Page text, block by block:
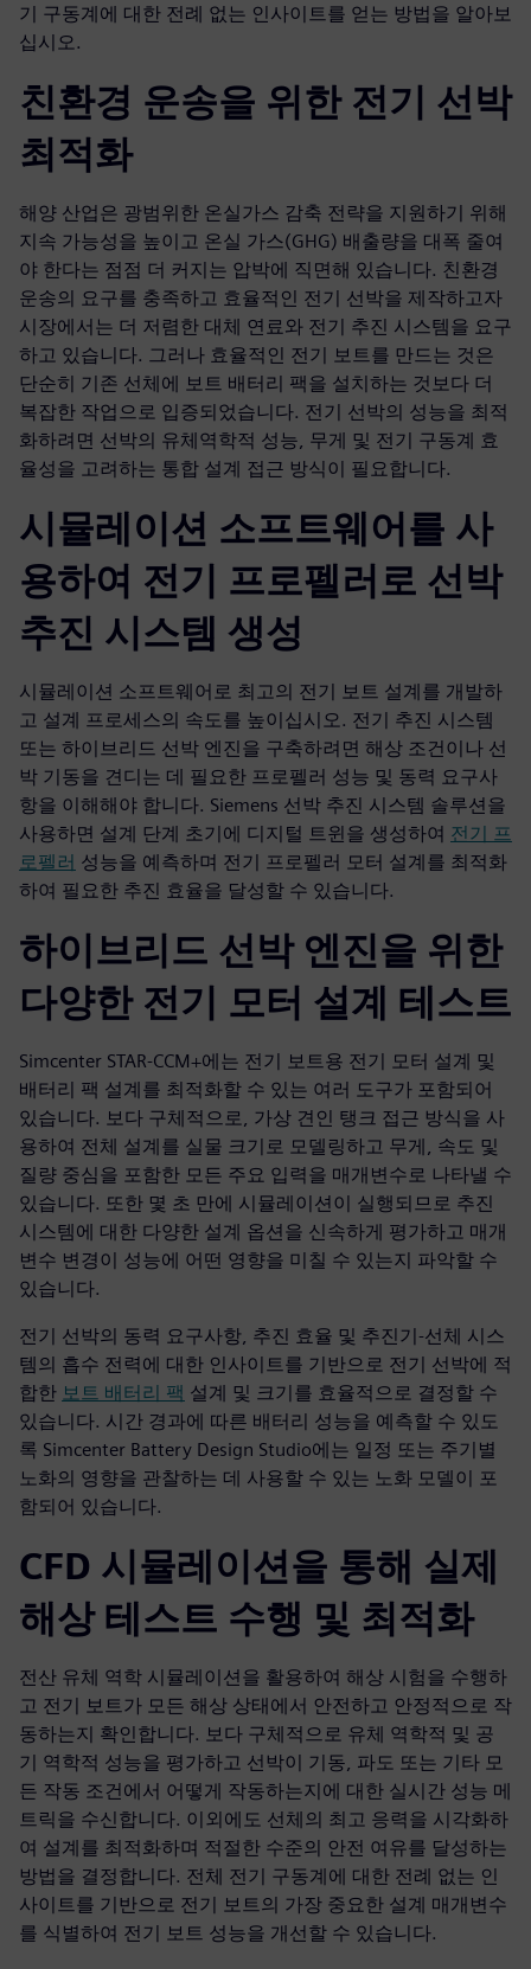
기 구동계에 대한 전례 없는 인사이트를 얻는 방법을 알아보
십시오.
친환경 운송을 위한 전기 선박
최적화
해양 산업은 광범위한 온실가스 감축 전략을 지원하기 위해
지속 가능성을 높이고 온실 가스(GHG) 배출량을 대폭 줄여
야 한다는 점점 더 커지는 압박에 직면해 있습니다. 친환경
운송의 요구를 충족하고 효율적인 전기 선박을 제작하고자
시장에서는 더 저렴한 대체 연료와 전기 추진 시스템을 요구
하고 있습니다. 그러나 효율적인 전기 보트를 만드는 것은
단순히 기존 선체에 보트 배터리 팩을 설치하는 것보다 더
복잡한 작업으로 입증되었습니다. 전기 선박의 성능을 최적
화하려면 선박의 유체역학적 성능, 무게 및 전기 구동계 효
율성을 고려하는 통합 설계 접근 방식이 필요합니다.
시뮬레이션 소프트웨어를 사
용하여 전기 프로펠러로 선박
추진 시스템 생성
시뮬레이션 소프트웨어로 최고의 전기 보트 설계를 개발하
고 설계 프로세스의 속도를 높이십시오. 전기 추진 시스템
또는 하이브리드 선박 엔진을 구축하려면 해상 조건이나 선
박 기동을 견디는 데 필요한 프로펠러 성능 및 동력 요구사
항을 이해해야 합니다. Siemens 선박 추진 시스템 솔루션을
사용하면 설계 단계 초기에 디지털 트윈을 생성하여 전기 프
로펠러 성능을 예측하며 전기 프로펠러 모터 설계를 최적화
하여 필요한 추진 효율을 달성할 수 있습니다.
하이브리드 선박 엔진을 위한
다양한 전기 모터 설계 테스트
Simcenter STAR-CCM+에는 전기 보트용 전기 모터 설계 및
배터리 팩 설계를 최적화할 수 있는 여러 도구가 포함되어
있습니다. 보다 구체적으로, 가상 견인 탱크 접근 방식을 사
용하여 전체 설계를 실물 크기로 모델링하고 무게, 속도 및
질량 중심을 포함한 모든 주요 입력을 매개변수로 나타낼 수
있습니다. 또한 몇 초 만에 시뮬레이션이 실행되므로 추진
시스템에 대한 다양한 설계 옵션을 신속하게 평가하고 매개
변수 변경이 성능에 어떤 영향을 미칠 수 있는지 파악할 수
있습니다.
전기 선박의 동력 요구사항, 추진 효율 및 추진기-선체 시스
템의 흡수 전력에 대한 인사이트를 기반으로 전기 선박에 적
합한 보트 배터리 팩 설계 및 크기를 효율적으로 결정할 수
있습니다. 시간 경과에 따른 배터리 성능을 예측할 수 있도
록 Simcenter Battery Design Studio에는 일정 또는 주기별
노화의 영향을 관찰하는 데 사용할 수 있는 노화 모델이 포
함되어 있습니다.
CFD 시뮬레이션을 통해 실제
해상 테스트 수행 및 최적화
전산 유체 역학 시뮬레이션을 활용하여 해상 시험을 수행하
고 전기 보트가 모든 해상 상태에서 안전하고 안정적으로 작
동하는지 확인합니다. 보다 구체적으로 유체 역학적 및 공
기 역학적 성능을 평가하고 선박이 기동, 파도 또는 기타 모
든 작동 조건에서 어떻게 작동하는지에 대한 실시간 성능 메
트릭을 수신합니다. 이외에도 선체의 최고 응력을 시각화하
여 설계를 최적화하며 적절한 수준의 안전 여유를 달성하는
방법을 결정합니다. 전체 전기 구동계에 대한 전례 없는 인
사이트를 기반으로 전기 보트의 가장 중요한 설계 매개변수
를 식별하여 전기 보트 성능을 개선할 수 있습니다.